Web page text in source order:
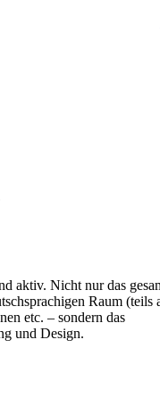
aktiv. Nicht nur das
Raum (teils
etc. – sondern das
und Design.